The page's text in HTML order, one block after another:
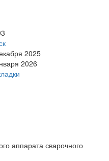
2025
2026
аппарата сварочного